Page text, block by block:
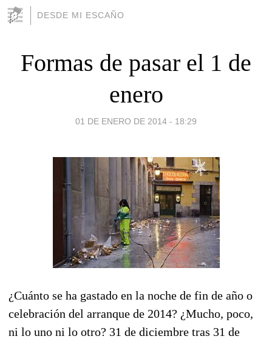
DESDE MI ESCAÑO
Formas de pasar el 1 de
enero
01 DE ENERO DE 2014 - 18:29
¿Cuánto se ha gastado en la noche de fin de año o
celebración del arranque de 2014? ¿Mucho, poco,
ni lo uno ni lo otro? 31 de diciembre tras 31 de